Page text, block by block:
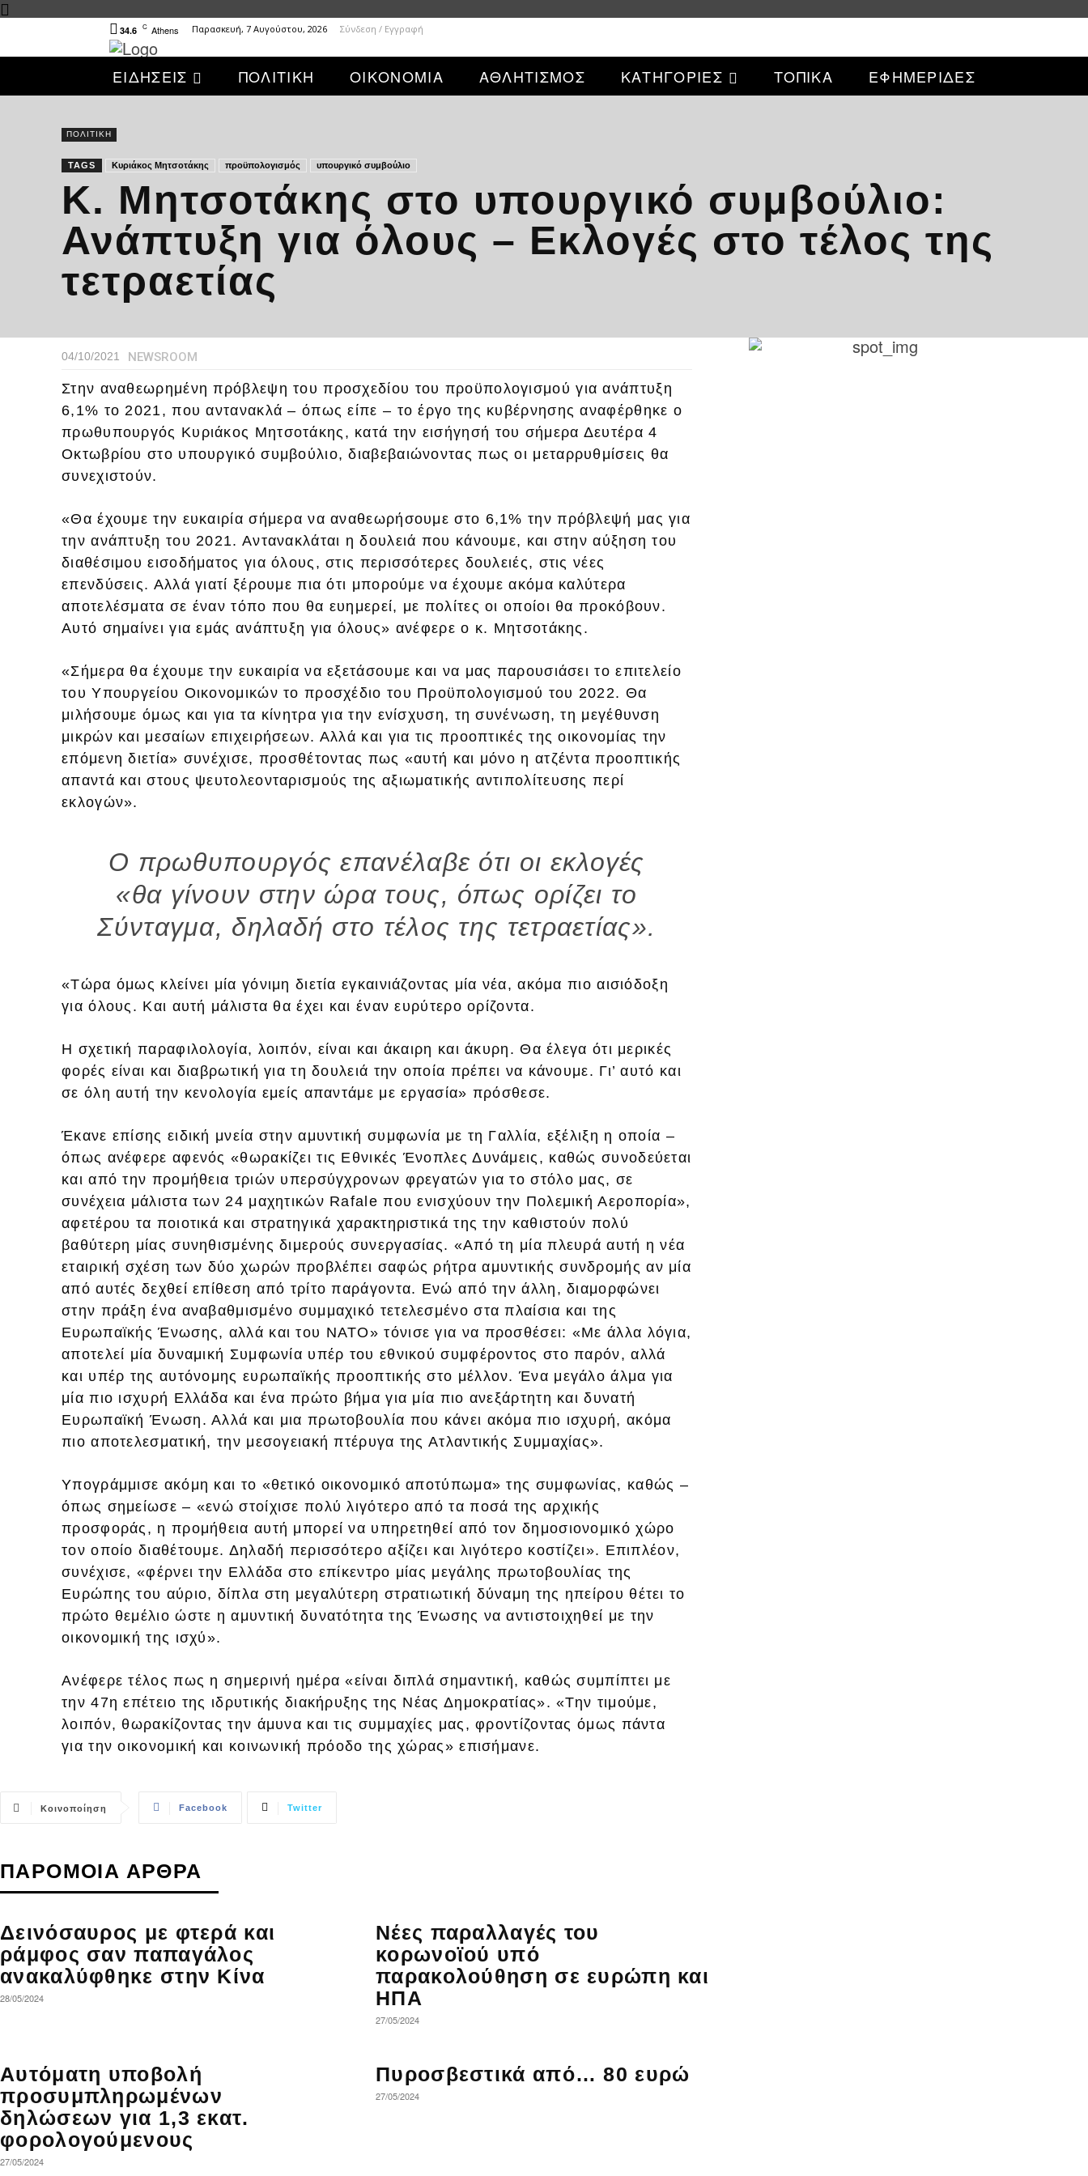
34.6 C Athens Παρασκευή, 7 Αυγούστου, 2026 Σύνδεση / Εγγραφή
ΕΙΔΗΣΕΙΣ ΠΟΛΙΤΙΚΗ ΟΙΚΟΝΟΜΙΑ ΑΘΛΗΤΙΣΜΟΣ ΚΑΤΗΓΟΡΙΕΣ ΤΟΠΙΚΑ ΕΦΗΜΕΡΙΔΕΣ
ΠΟΛΙΤΙΚΗ
TAGS Κυριάκος Μητσοτάκης προϋπολογισμός υπουργικό συμβούλιο
Κ. Μητσοτάκης στο υπουργικό συμβούλιο:
Ανάπτυξη για όλους – Εκλογές στο τέλος της
τετραετίας
04/10/2021 NEWSROOM
Στην αναθεωρημένη πρόβλεψη του προσχεδίου του προϋπολογισμού για ανάπτυξη
6,1% το 2021, που αντανακλά – όπως είπε – το έργο της κυβέρνησης αναφέρθηκε ο
πρωθυπουργός Κυριάκος Μητσοτάκης, κατά την εισήγησή του σήμερα Δευτέρα 4
Οκτωβρίου στο υπουργικό συμβούλιο, διαβεβαιώνοντας πως οι μεταρρυθμίσεις θα
συνεχιστούν.
«Θα έχουμε την ευκαιρία σήμερα να αναθεωρήσουμε στο 6,1% την πρόβλεψή μας για
την ανάπτυξη του 2021. Αντανακλάται η δουλειά που κάνουμε, και στην αύξηση του
διαθέσιμου εισοδήματος για όλους, στις περισσότερες δουλειές, στις νέες
επενδύσεις. Αλλά γιατί ξέρουμε πια ότι μπορούμε να έχουμε ακόμα καλύτερα
αποτελέσματα σε έναν τόπο που θα ευημερεί, με πολίτες οι οποίοι θα προκόβουν.
Αυτό σημαίνει για εμάς ανάπτυξη για όλους» ανέφερε ο κ. Μητσοτάκης.
«Σήμερα θα έχουμε την ευκαιρία να εξετάσουμε και να μας παρουσιάσει το επιτελείο
του Υπουργείου Οικονομικών το προσχέδιο του Προϋπολογισμού του 2022. Θα
μιλήσουμε όμως και για τα κίνητρα για την ενίσχυση, τη συνένωση, τη μεγέθυνση
μικρών και μεσαίων επιχειρήσεων. Αλλά και για τις προοπτικές της οικονομίας την
επόμενη διετία» συνέχισε, προσθέτοντας πως «αυτή και μόνο η ατζέντα προοπτικής
απαντά και στους ψευτολεονταρισμούς της αξιωματικής αντιπολίτευσης περί
εκλογών».
Ο πρωθυπουργός επανέλαβε ότι οι εκλογές
«θα γίνουν στην ώρα τους, όπως ορίζει το
Σύνταγμα, δηλαδή στο τέλος της τετραετίας».
«Τώρα όμως κλείνει μία γόνιμη διετία εγκαινιάζοντας μία νέα, ακόμα πιο αισιόδοξη
για όλους. Και αυτή μάλιστα θα έχει και έναν ευρύτερο ορίζοντα.
Η σχετική παραφιλολογία, λοιπόν, είναι και άκαιρη και άκυρη. Θα έλεγα ότι μερικές
φορές είναι και διαβρωτική για τη δουλειά την οποία πρέπει να κάνουμε. Γι’ αυτό και
σε όλη αυτή την κενολογία εμείς απαντάμε με εργασία» πρόσθεσε.
Έκανε επίσης ειδική μνεία στην αμυντική συμφωνία με τη Γαλλία, εξέλιξη η οποία –
όπως ανέφερε αφενός «θωρακίζει τις Εθνικές Ένοπλες Δυνάμεις, καθώς συνοδεύεται
και από την προμήθεια τριών υπερσύγχρονων φρεγατών για το στόλο μας, σε
συνέχεια μάλιστα των 24 μαχητικών Rafale που ενισχύουν την Πολεμική Αεροπορία»,
αφετέρου τα ποιοτικά και στρατηγικά χαρακτηριστικά της την καθιστούν πολύ
βαθύτερη μίας συνηθισμένης διμερούς συνεργασίας. «Από τη μία πλευρά αυτή η νέα
εταιρική σχέση των δύο χωρών προβλέπει σαφώς ρήτρα αμυντικής συνδρομής αν μία
από αυτές δεχθεί επίθεση από τρίτο παράγοντα. Ενώ από την άλλη, διαμορφώνει
στην πράξη ένα αναβαθμισμένο συμμαχικό τετελεσμένο στα πλαίσια και της
Ευρωπαϊκής Ένωσης, αλλά και του ΝΑΤΟ» τόνισε για να προσθέσει: «Με άλλα λόγια,
αποτελεί μία δυναμική Συμφωνία υπέρ του εθνικού συμφέροντος στο παρόν, αλλά
και υπέρ της αυτόνομης ευρωπαϊκής προοπτικής στο μέλλον. Ένα μεγάλο άλμα για
μία πιο ισχυρή Ελλάδα και ένα πρώτο βήμα για μία πιο ανεξάρτητη και δυνατή
Ευρωπαϊκή Ένωση. Αλλά και μια πρωτοβουλία που κάνει ακόμα πιο ισχυρή, ακόμα
πιο αποτελεσματική, την μεσογειακή πτέρυγα της Ατλαντικής Συμμαχίας».
Υπογράμμισε ακόμη και το «θετικό οικονομικό αποτύπωμα» της συμφωνίας, καθώς –
όπως σημείωσε – «ενώ στοίχισε πολύ λιγότερο από τα ποσά της αρχικής
προσφοράς, η προμήθεια αυτή μπορεί να υπηρετηθεί από τον δημοσιονομικό χώρο
τον οποίο διαθέτουμε. Δηλαδή περισσότερο αξίζει και λιγότερο κοστίζει». Επιπλέον,
συνέχισε, «φέρνει την Ελλάδα στο επίκεντρο μίας μεγάλης πρωτοβουλίας της
Ευρώπης του αύριο, δίπλα στη μεγαλύτερη στρατιωτική δύναμη της ηπείρου θέτει το
πρώτο θεμέλιο ώστε η αμυντική δυνατότητα της Ένωσης να αντιστοιχηθεί με την
οικονομική της ισχύ».
Ανέφερε τέλος πως η σημερινή ημέρα «είναι διπλά σημαντική, καθώς συμπίπτει με
την 47η επέτειο της ιδρυτικής διακήρυξης της Νέας Δημοκρατίας». «Την τιμούμε,
λοιπόν, θωρακίζοντας την άμυνα και τις συμμαχίες μας, φροντίζοντας όμως πάντα
για την οικονομική και κοινωνική πρόοδο της χώρας» επισήμανε.
Κοινοποίηση Facebook Twitter
ΠΑΡΟΜΟΙΑ ΑΡΘΡΑ
Δεινόσαυρος με φτερά και
ράμφος σαν παπαγάλος
ανακαλύφθηκε στην Κίνα
28/05/2024
Νέες παραλλαγές του
κορωνοϊού υπό
παρακολούθηση σε ευρώπη και
ΗΠΑ
27/05/2024
Αυτόματη υποβολή
προσυμπληρωμένων
δηλώσεων για 1,3 εκατ.
φορολογούμενους
27/05/2024
Πυροσβεστικά από… 80 ευρώ
27/05/2024